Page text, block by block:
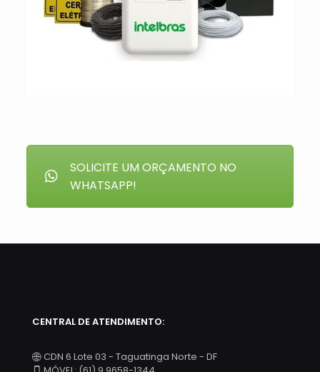
SOLICITE UM ORÇAMENTO NO
WHATSAPP!
CENTRAL DE ATENDIMENTO:
CDN 6 Lote 03 - Taguatinga Norte - DF